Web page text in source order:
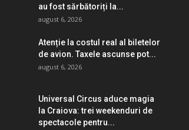
au fost sărbătoriți la...
august 6, 2026
Atenție la costul real al biletelor
de avion. Taxele ascunse pot...
august 6, 2026
Universal Circus aduce magia
la Craiova: trei weekenduri de
spectacole pentru...